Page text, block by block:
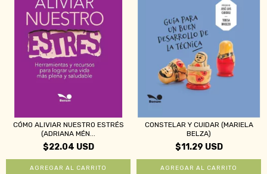
CÓMO ALIVIAR NUESTRO ESTRÉS
(ADRIANA MÉN...
$22.04 USD
CONSTELAR Y CUIDAR (MARIELA
BELZA)
$11.29 USD